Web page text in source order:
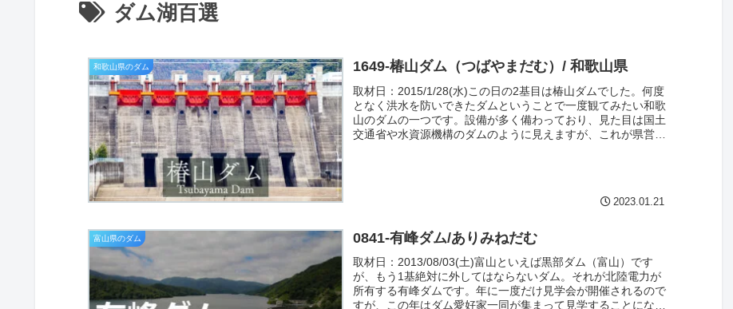
ダム湖百選
和歌山県のダム 1649-椿山ダム（つばやまだむ）/ 和歌山県
取材日：2015/1/28(水)この日の2基目は椿山ダムでした。何度
となく洪水を防いできたダムということで一度観てみたい和歌
山のダムの一つです。設備が多く備わっており、見た目は国土
交通省や水資源機構のダムのように見えますが、これが県営な
2023.01.21
富山県のダム 0841-有峰ダム/ありみねだむ
取材日：2013/08/03(土)富山といえば黒部ダム（富山）です
が、もう1基絶対に外してはならないダム。それが北陸電力が
所有する有峰ダムです。年に一度だけ見学会が開催されるので
すが、この年はダム愛好家一同が集まって見学することになり